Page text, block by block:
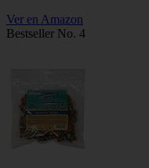
Ver en Amazon
Bestseller No. 4